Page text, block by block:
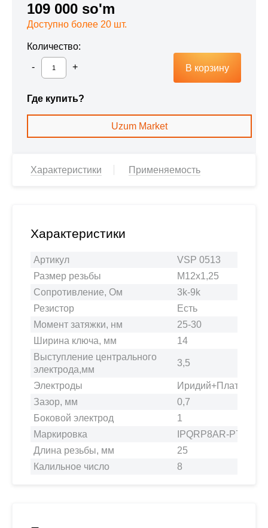
109 000 so'm
Доступно более 20 шт.
Количество:
В корзину
Где купить?
Uzum Market
Характеристики Применяемость
Характеристики
Артикул
VSP 0513
Размер резьбы
M12x1,25
Сопротивление, Ом
3k-9k
Резистор
Есть
Момент затяжки, нм
25-30
Ширина ключа, мм
14
Выступление центрального
электрода,мм
3,5
Электроды
Иридий+Платина
Зазор, мм
0,7
Боковой электрод
1
Маркировка
IPQRP8AR-P7
Длина резьбы, мм
25
Калильное число
8